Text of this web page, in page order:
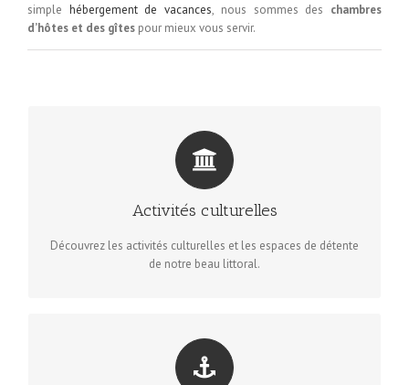
simple hébergement de vacances, nous sommes des chambres
d’hôtes et des gîtes pour mieux vous servir.
Activités culturelles
Découvrez les activités culturelles et les espaces de détente
de notre beau littoral.
DÉTENTE ET DÉCOUVERTES
Un séjour sous le signe de la découverte d’une région et de
ACTIVITÉS SUR LA MER ET AU BORD DE MER